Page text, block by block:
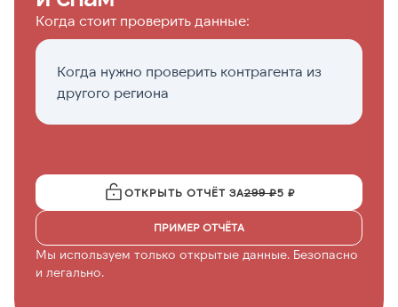
Когда стоит проверить данные:
Когда нужно проверить контрагента из
другого региона
ОТКРЫТЬ ОТЧЁТ ЗА299 ₽5 ₽
ПРИМЕР ОТЧЁТА
Мы используем только открытые данные. Безопасно
и легально.